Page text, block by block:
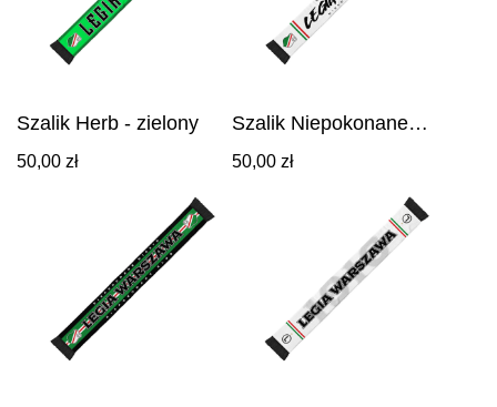
Szalik Herb - zielony
50,00 zł
Szalik Niepokonane
50,00 zł